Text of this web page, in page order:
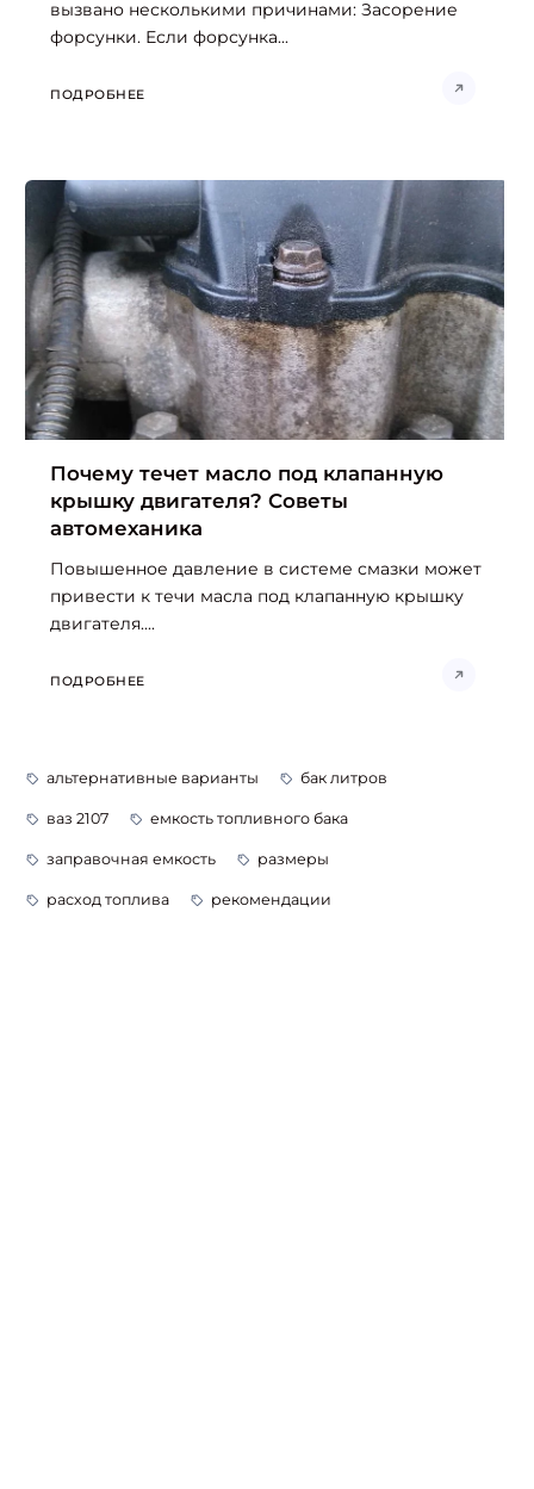
вызвано несколькими причинами: Засорение
форсунки. Если форсунка...
ПОДРОБНЕЕ
Почему течет масло под клапанную
крышку двигателя? Советы
автомеханика
Повышенное давление в системе смазки может
привести к течи масла под клапанную крышку
двигателя....
ПОДРОБНЕЕ
альтернативные варианты бак литров
ваз 2107 емкость топливного бака
заправочная емкость размеры
расход топлива рекомендации